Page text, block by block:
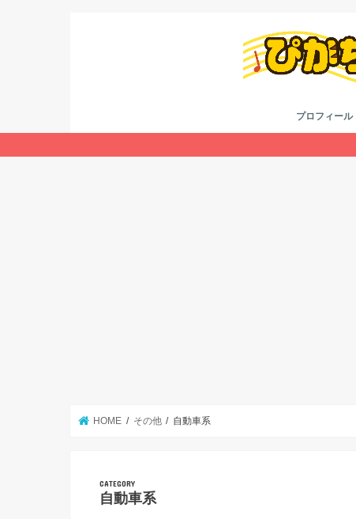
プロフィール
HOME その他 自動車系
自動車系